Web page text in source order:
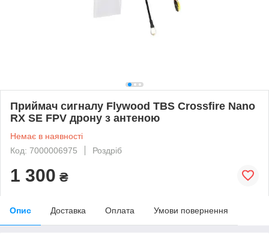
Приймач сигналу Flywood TBS Crossfire Nano
RX SE FPV дрону з антеною
Немає в наявності
Код: 7000006975
Роздріб
1 300 ₴
Опис Доставка Оплата Умови повернення